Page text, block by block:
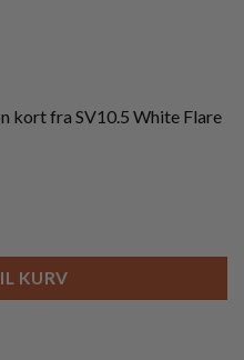
kort fra SV10.5 White Flare
KURV